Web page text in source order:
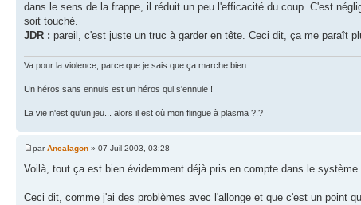
dans le sens de la frappe, il réduit un peu l'efficacité du coup. C'est
soit touché.
JDR : pareil, c'est juste un truc à garder en tête. Ceci dit, ça me paraît
Va pour la violence, parce que je sais que ça marche bien...
Un héros sans ennuis est un héros qui s'ennuie !
La vie n'est qu'un jeu... alors il est où mon flingue à plasma ?!?
parAncalagon » 07 Juil 2003, 03:28
Voilà, tout ça est bien évidemment déjà pris en compte dans le
Ceci dit, comme j'ai des problèmes avec l'allonge et que c'est un point